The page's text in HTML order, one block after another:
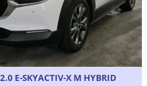
E-SKYACTIV-X M HYBRID